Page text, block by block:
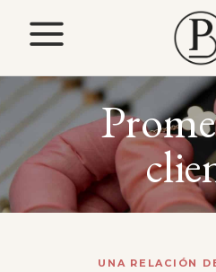
UNA RELACIÓN